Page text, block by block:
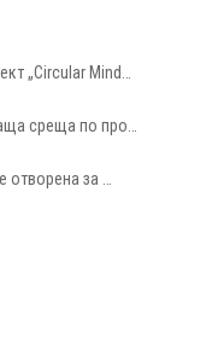
„Circular Mind…
среща по про…
за …